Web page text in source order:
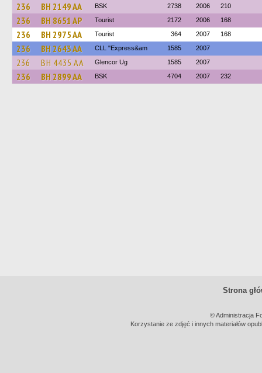
236 BH 2149 AA BSK 2738 2006 210
236 BH 8651 AP Tourist 2172 2006 168
236 BH 2975 AA Tourist 364 2007 168
236 BH 2643 AA CLL "Express&am 1585 2007
236 BH 4435 AA Glencor Ug 1585 2007
236 BH 2899 AA BSK 4704 2007 232
Strona
© Administracja
Korzystanie ze zdjęć i innych materiałów